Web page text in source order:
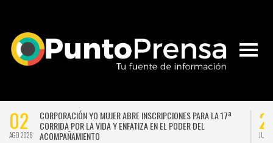
02
AGO 2026
CORPORACIÓN YO MUJER ABRE INSCRIPCIONES PARA LA 17ª
CORRIDA POR LA VIDA Y ENFATIZA EN EL PODER DEL
ACOMPAÑAMIENTO
JUL